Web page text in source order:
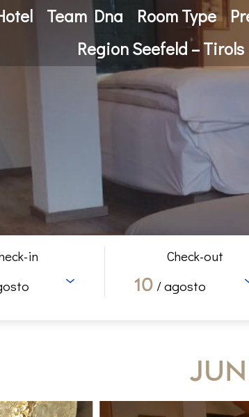
Team Dna Room Type
Region Seefeld –
in Check-out
10 / agosto